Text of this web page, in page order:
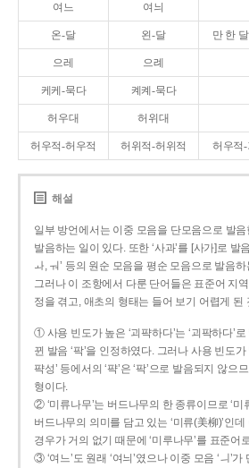
여느 여늬
온-달 왼-달 만 한
으레 으례
케케-묵다 켸켸-묵다
허우대 허위대
허우적-허우적 허위적-허위적 허우적
해설
일부 방언에서는 이중 모음을 단모음으로 발음
발음하는 일이 있다. 또한 ‘사과’를 [사가]로 발
ㅘ, ㅝ’ 등의 원순 모음을 평순 모음으로 발음
그러나 이 조항에서 다룬 단어들은 표준어 지
정을 겪고, 애초의 형태는 들어 보기 어렵게 된
① 사용 빈도가 높은 ‘괴퍅하다’는 ‘괴팍하다’
뀐 발음 ‘팍’을 인정하였다. 그러나 사용 빈도
퍅성’ 등에서의 ‘퍅’은 ‘팍’으로 발음되지 않으
형이다.
② ‘미류나무’는 버드나무의 한 종류이므로 ‘미
버드나무의 의미를 담고 있는 ‘미류(美柳)’인데
경우가 거의 없기 때문에 ‘미루나무’를 표준어
③ ‘여느’도 원래 ‘여늬’였으나 이중 모음 ‘ㅢ’가